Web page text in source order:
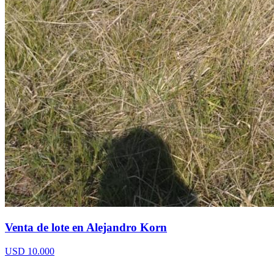
Venta de lote en Alejandro Korn
USD 10.000